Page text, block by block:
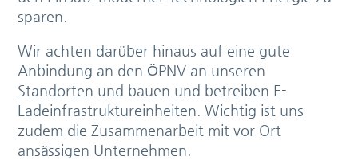
sparen.
Wir achten darüber hinaus auf eine gute
Anbindung an den ÖPNV an unseren
Standorten und bauen und betreiben E-
Ladeinfrastruktureinheiten. Wichtig ist uns
zudem die Zusammenarbeit mit vor Ort
ansässigen Unternehmen.